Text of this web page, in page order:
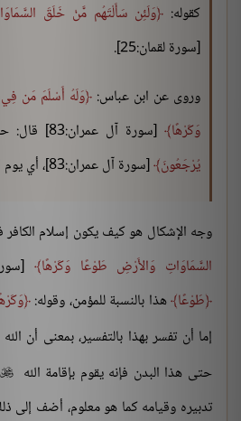
كقوله:
وَلَئِن سَأَلْتَهُم مَّنْ خَلَقَ
[سورة لقمان:25].
وروى عن ابن عباس: وَلَهُ أَسْلَمَ مَن
وَكَرْهًا
[سورة آل عمران:83] قال: حين أخذ الميثاق،
يُرْجَعُونَ [سورة آل عمران:83]، أي يوم المعاد، فيجازي كلاًّ بعمله.
وجه الإشكال هو كيف يكون إسلام الكافر
السَّمَاوَاتِ وَالأَرْضِ طَوْعًا وَكَرْهًا
[سورة
طَوْعًا هذا بالنسبة للمؤمن، وقوله:
إما أن تفسر بهذا بالتفسير، بمعنى أن الله
حتى هذا البدن فإنه يقوم بإقامة الله
تدبيره وقيامه كما هو معلوم، أضف إلى